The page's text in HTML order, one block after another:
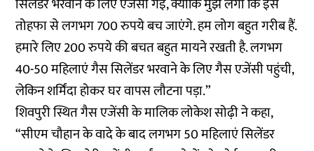
सिलंडर भरवाने के लिए एजेंसी गई, क्योंकि मुझे लगा कि इस
तोहफा से लगभग 700 रुपये बच जाएंगे. हम लोग बहुत गरीब हैं.
हमारे लिए 200 रुपये की बचत बहुत मायने रखती है. लगभग
40-50 महिलाएं गैस सिलेंडर भरवाने के लिए गैस एजेंसी पहुंची,
लेकिन शर्मिंदा होकर घर वापस लौटना पड़ा.”
शिवपुरी स्थित गैस एजेंसी के मालिक लोकेश सोढ़ी ने कहा,
“सीएम चौहान के वादे के बाद लगभग 50 महिलाएं सिलेंडर